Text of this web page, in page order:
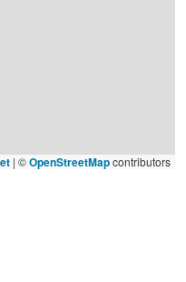
| ©OpenStreetMapcontributors